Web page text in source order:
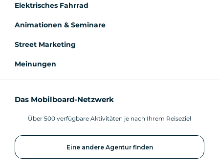
Elektrisches Fahrrad
Animationen & Seminare
Street Marketing
Meinungen
Das Mobilboard-Netzwerk
Über 500 verfügbare Aktivitäten je nach Ihrem Reiseziel
Eine andere Agentur finden